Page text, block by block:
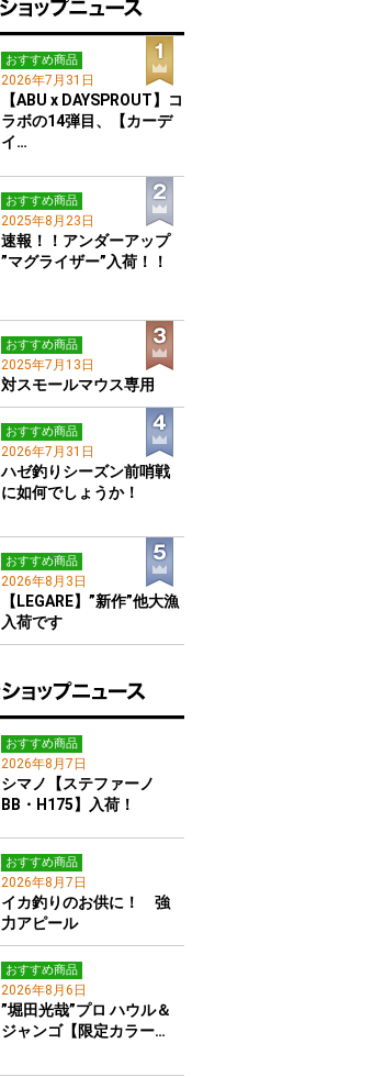
おすすめ商品
2026年7月31日
【ABU x DAYSPROUT】コ
ラボの14弾目、【カーデ
イ…
おすすめ商品
2025年8月23日
速報！！アンダーアップ
”マグライザー”入荷！！
おすすめ商品
2025年7月13日
対スモールマウス専用
おすすめ商品
2026年7月31日
ハゼ釣りシーズン前哨戦
に如何でしょうか！
おすすめ商品
2026年8月3日
【LEGARE】”新作”他大漁
入荷です
おすすめ商品
2026年8月7日
シマノ【ステファーノ
BB・H175】入荷！
おすすめ商品
2026年8月7日
イカ釣りのお供に！ 強
力アピール
おすすめ商品
2026年8月6日
”堀田光哉”プロ ハウル＆
ジャンゴ【限定カラー…